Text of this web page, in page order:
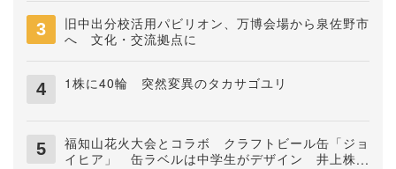
旧中出分校活用パビリオン、万博会場から泉佐野市
へ 文化・交流拠点に
1株に40輪 突然変異のタカサゴユリ
福知山花火大会とコラボ クラフトビール缶「ジョ
イヒア」 缶ラベルは中学生がデザイン 井上株式